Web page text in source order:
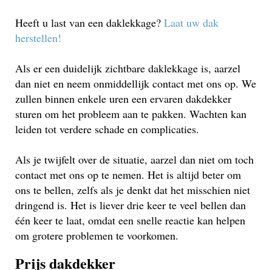
Heeft u last van een daklekkage? Laat uw dak
herstellen!
Als er een duidelijk zichtbare daklekkage is, aarzel
dan niet en neem onmiddellijk contact met ons op. We
zullen binnen enkele uren een ervaren dakdekker
sturen om het probleem aan te pakken. Wachten kan
leiden tot verdere schade en complicaties.
Als je twijfelt over de situatie, aarzel dan niet om toch
contact met ons op te nemen. Het is altijd beter om
ons te bellen, zelfs als je denkt dat het misschien niet
dringend is. Het is liever drie keer te veel bellen dan
één keer te laat, omdat een snelle reactie kan helpen
om grotere problemen te voorkomen.
Prijs dakdekker